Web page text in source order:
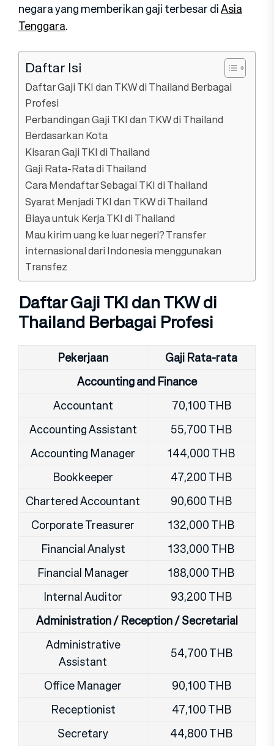
negara yang memberikan gaji terbesar diAsia
Tenggara.
Daftar Isi
Daftar Gaji TKI dan TKW di Thailand Berbagai
Profesi
Perbandingan Gaji TKI dan TKW di Thailand
Berdasarkan Kota
Kisaran Gaji TKI di Thailand
Gaji Rata-Rata di Thailand
Cara Mendaftar Sebagai TKI di Thailand
Syarat Menjadi TKI dan TKW di Thailand
Biaya untuk Kerja TKI di Thailand
Mau kirim uang ke luar negeri? Transfer
internasional dari Indonesia menggunakan
Transfez
Daftar Gaji TKI dan TKW di
Thailand Berbagai Profesi
Pekerjaan
Gaji Rata-rata
Accounting and Finance
Accountant
70,100 THB
Accounting Assistant
55,700 THB
Accounting Manager
144,000 THB
Bookkeeper
47,200 THB
Chartered Accountant
90,600 THB
Corporate Treasurer
132,000 THB
Financial Analyst
133,000 THB
Financial Manager
188,000 THB
Internal Auditor
93,200 THB
Administration / Reception / Secretarial
Administrative
Assistant
54,700 THB
Office Manager
90,100 THB
Receptionist
47,100 THB
Secretary
44,800 THB